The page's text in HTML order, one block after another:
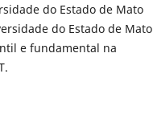
do Estado de Mato
do Estado de Mato
e fundamental na